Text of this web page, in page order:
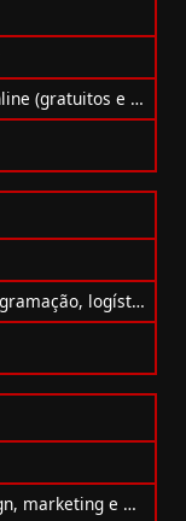
Sympla Play: cursos e conteúdos EAD online (gratuitos e pagos) com certificado em IA, marketing, TI, direito, blockchain e muito mais.
Cursos FIC gratuitos do IFSul em IA, programação, logística, animação e gestão: formação inclusiva e profissionalizante de qualidade.
EBAC oferece cursos online em TI, design, marketing e mais, com professores do mercado, projetos práticos e certificado reconhecido.